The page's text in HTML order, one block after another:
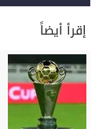
إقرأ أيضاً